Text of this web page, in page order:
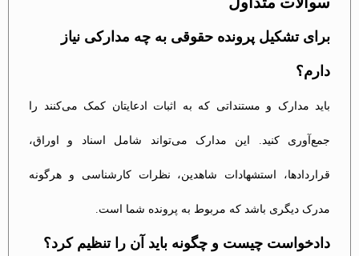
برای تشکیل پرونده حقوقی به چه مدارکی نیاز
دارم؟
باید مدارک و مستنداتی که به اثبات ادعایتان کمک می‌کنند را
جمع‌آوری کنید. این مدارک می‌تواند شامل اسناد و اوراق،
قراردادها، استشهادات شاهدین، نظرات کارشناسی و هرگونه
مدرک دیگری باشد که مربوط به پرونده شما است.
دادخواست چیست و چگونه باید آن را تنظیم کرد؟